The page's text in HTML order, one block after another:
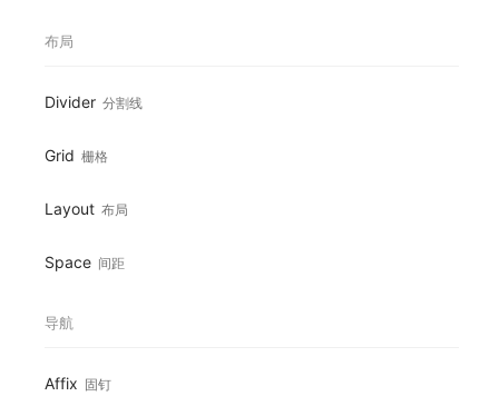
布局
Divider 分割线
Grid 栅格
Layout 布局
Space 间距
导航
Affix 固钉